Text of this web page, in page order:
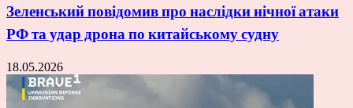
Зеленський повідомив про наслідки нічної атаки
РФ та удар дрона по китайському судну
18.05.2026